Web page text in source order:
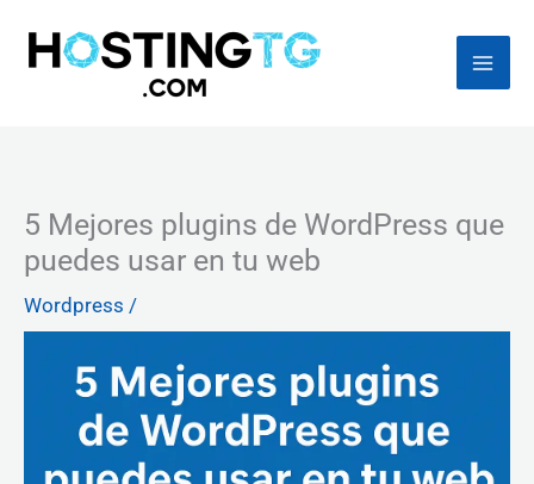
5 Mejores plugins de WordPress que
puedes usar en tu web
Wordpress /